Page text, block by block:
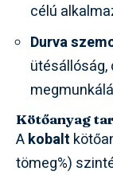
célú
Durva
ütésállóság,
Kötőanyag
Akobalt
tömeg%)